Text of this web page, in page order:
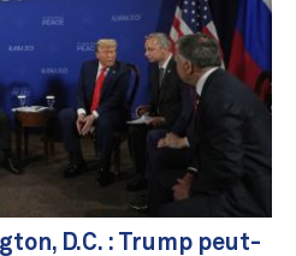
D.C. : Trump peut-